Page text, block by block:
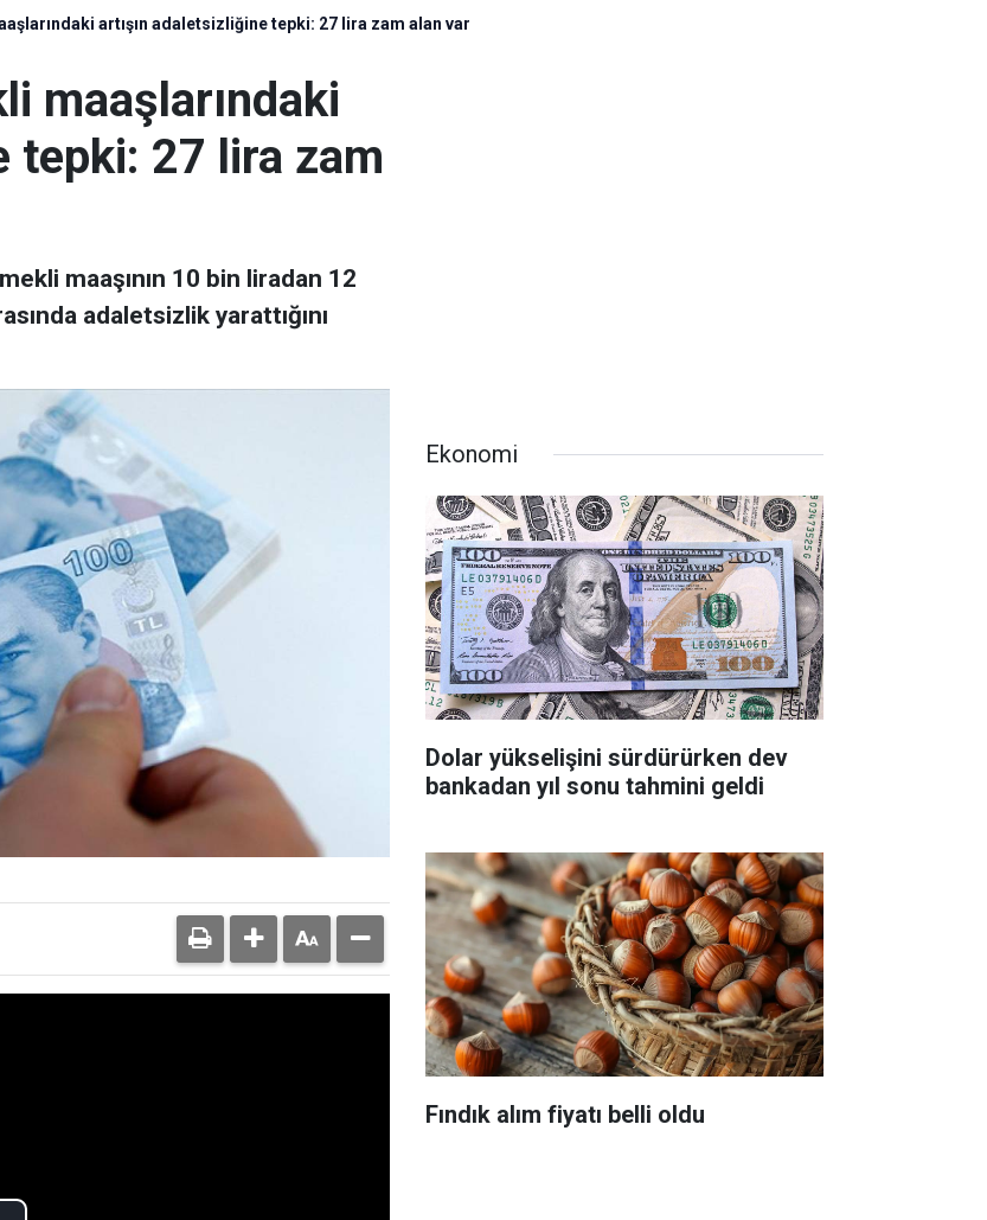
artışın adaletsizliğine tepki: 27 lira zam alan var
maaşlarındaki
tepki: 27 lira zam
maaşının 10 bin liradan 12
adaletsizlik yarattığını
Ekonomi
Dolar yükselişini sürdürürken dev
bankadan yıl sonu tahmini geldi
Fındık alım fiyatı belli oldu